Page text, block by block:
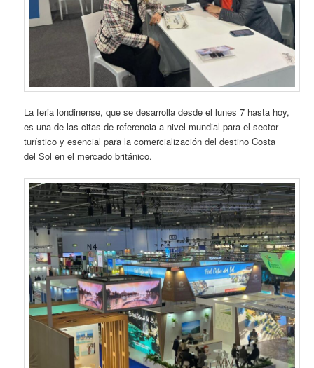
La feria londinense, que se desarrolla desde el lunes 7 hasta hoy,
es una de las citas de referencia a nivel mundial para el sector
turístico y esencial para la comercialización del destino Costa
del Sol en el mercado británico.